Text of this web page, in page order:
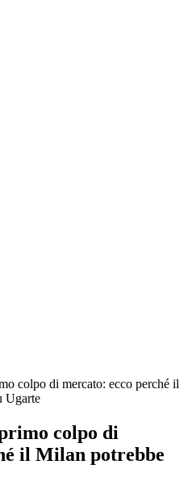
colpo di mercato: ecco perché il
Ugarte
colpo di
il Milan potrebbe